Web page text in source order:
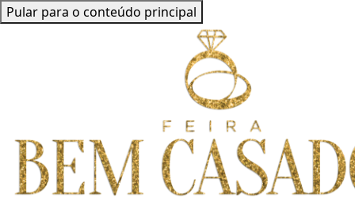
Pular para o conteúdo principal